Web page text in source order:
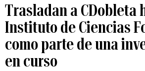
Trasladan a CDobleta
Instituto de Ciencias
como parte de una
en curso